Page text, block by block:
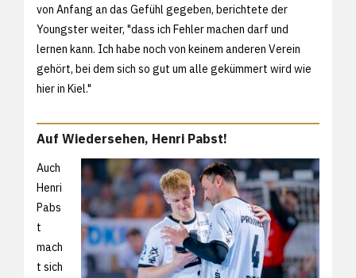
von Anfang an das Gefühl gegeben, berichtete der
Youngster weiter, "dass ich Fehler machen darf und
lernen kann. Ich habe noch von keinem anderen Verein
gehört, bei dem sich so gut um alle gekümmert wird wie
hier in Kiel."
Auf Wiedersehen, Henri Pabst!
Auch
Henri
Pabs
t
mach
t sich